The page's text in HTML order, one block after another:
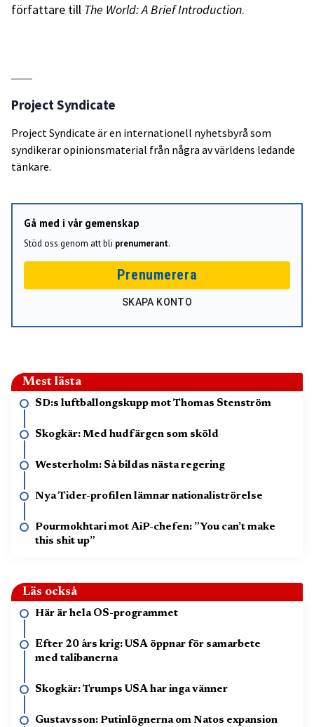
författare till The World: A Brief Introduction.
Project Syndicate
Project Syndicate är en internationell nyhetsbyrå som
syndikerar opinionsmaterial från några av världens ledande
tänkare.
Gå med i vår gemenskap
Stöd oss genom att bli prenumerant.
Prenumerera
SKAPA KONTO
Mest lästa
SD:s luftballongskupp mot Thomas Stenström
Skogkär: Med hudfärgen som sköld
Westerholm: Så bildas nästa regering
Nya Tider-profilen lämnar nationaliströrelse
Pourmokhtari mot AiP-chefen: ”You can’t make
this shit up”
Läs också
Här är hela OS-programmet
Efter 20 års krig: USA öppnar för samarbete
med talibanerna
Skogkär: Trumps USA har inga vänner
Gustavsson: Putinlögnerna om Natos expansion